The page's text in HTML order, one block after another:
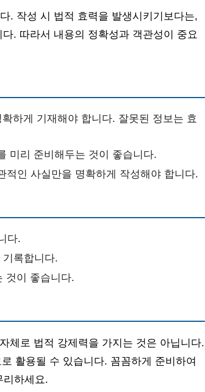
. 작성 시 법적 효력을 발생시키기보다는,
. 따라서 내용의 정확성과 객관성이 중요
하게 기재해야 합니다. 잘못된 정보는 효
미리 준비해두는 것이 좋습니다.
적인 사실만을 명확하게 작성해야 합니다.
다.
록합니다.
것이 좋습니다.
체로 법적 강제력을 가지는 것은 아닙니다.
활용될 수 있습니다. 꼼꼼하게 준비하여
리하세요.